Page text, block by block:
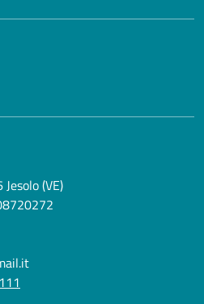
(VE)